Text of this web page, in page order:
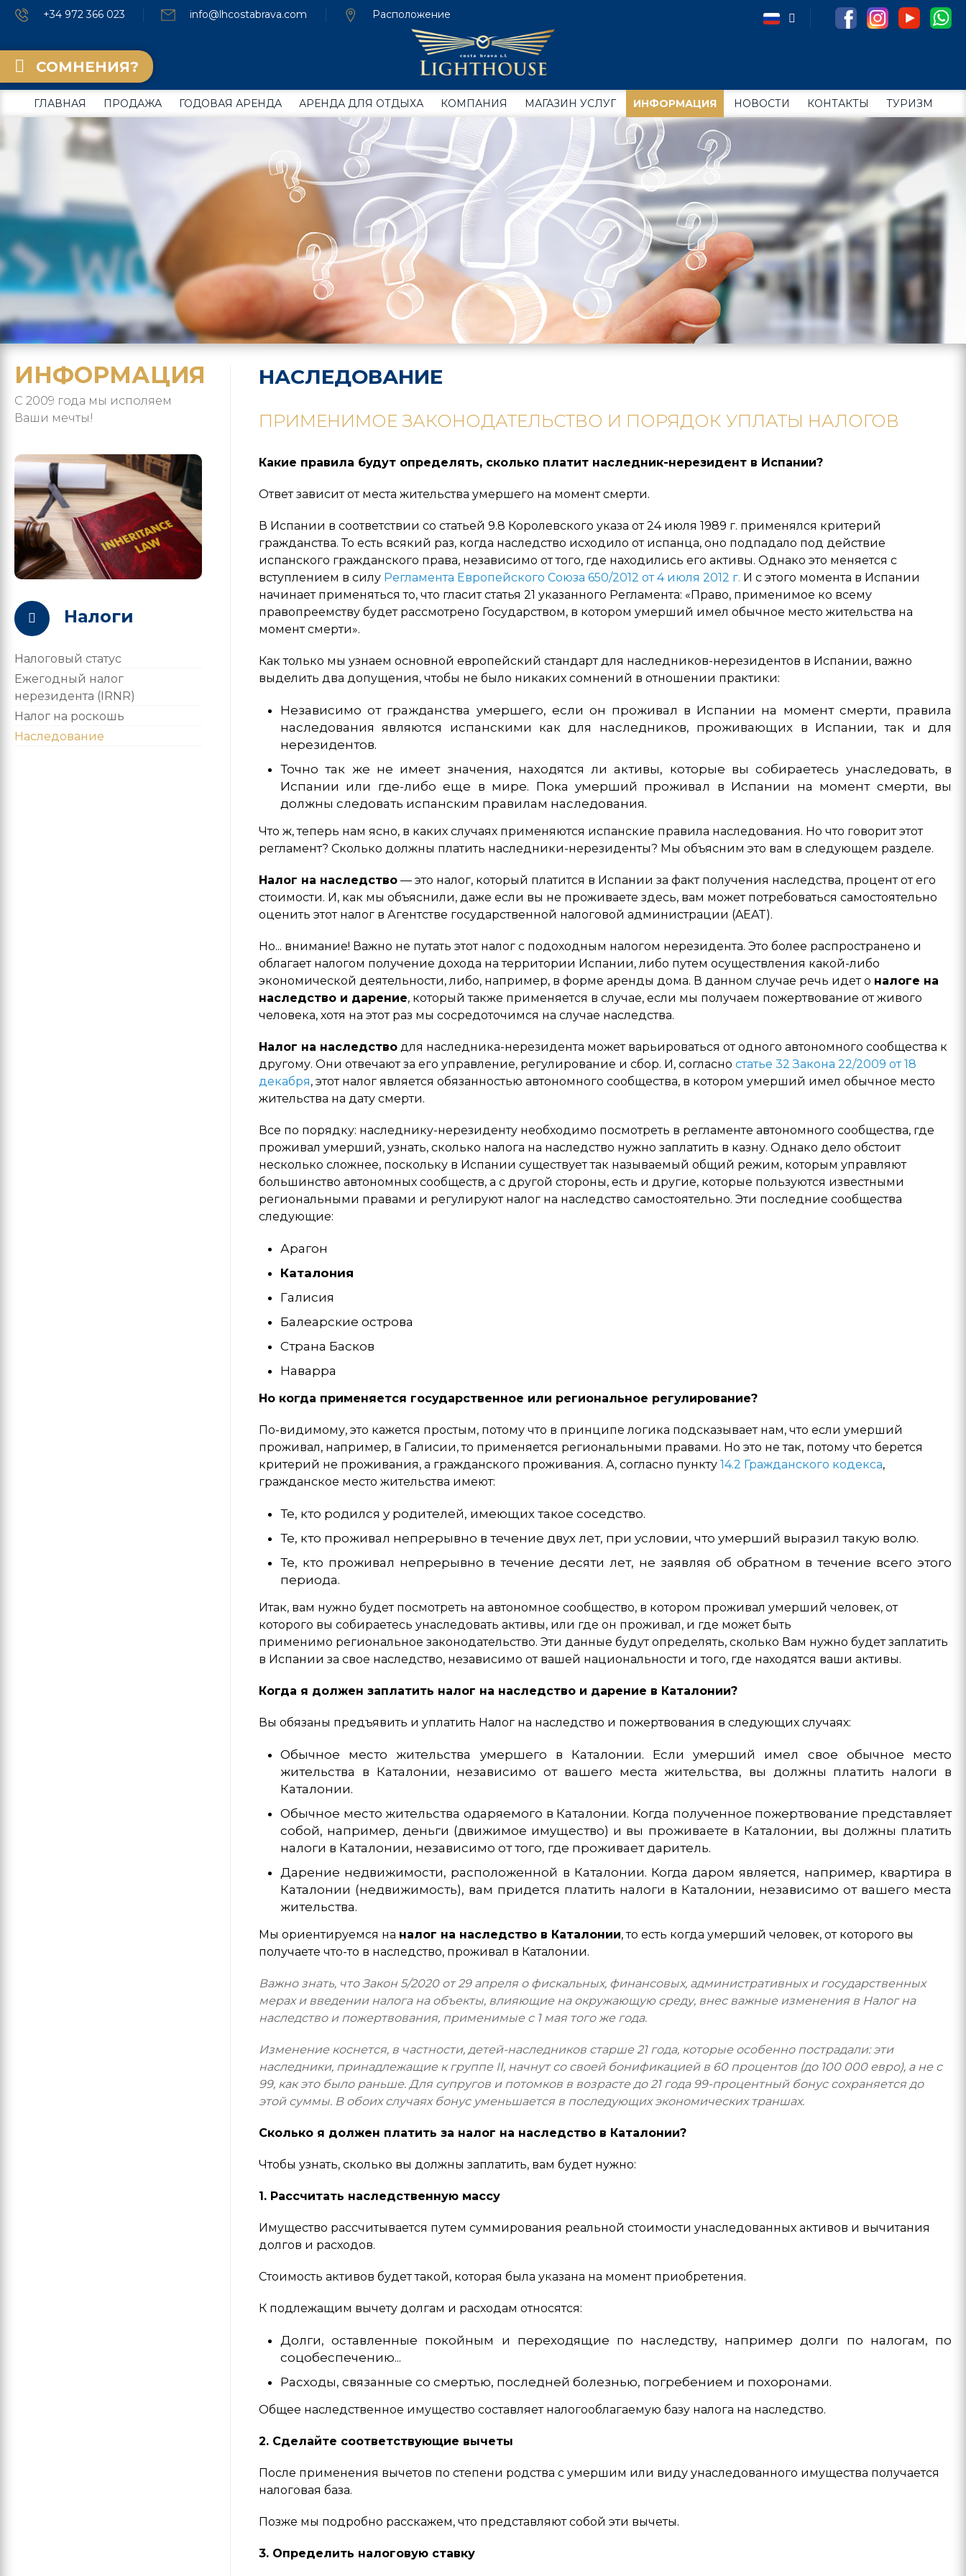
+34 972 366 023 info@lhcostabrava.com Расположение
ГЛАВНАЯ ПРОДАЖА ГОДОВАЯ АРЕНДА АРЕНДА ДЛЯ ОТДЫХА КОМПАНИЯ МАГАЗИН УСЛУГ ИНФОРМАЦИЯ НОВОСТИ КОНТАКТЫ ТУРИЗМ
СОМНЕНИЯ?
ИНФОРМАЦИЯ
С 2009 года мы исполяем
Ваши мечты!
Налоги
Налоговый статус
Ежегодный налог
нерезидента (IRNR)
Налог на роскошь
Наследование
НАСЛЕДОВАНИЕ
ПРИМЕНИМОЕ ЗАКОНОДАТЕЛЬСТВО И ПОРЯДОК УПЛАТЫ НАЛОГОВ
Какие правила будут определять, сколько платит наследник-нерезидент в Испании?
Ответ зависит от места жительства умершего на момент смерти.
В Испании в соответствии со статьей 9.8 Королевского указа от 24 июля 1989 г. применялся критерий
гражданства. То есть всякий раз, когда наследство исходило от испанца, оно подпадало под действие
испанского гражданского права, независимо от того, где находились его активы. Однако это меняется с
вступлением в силу Регламента Европейского Союза 650/2012 от 4 июля 2012 г. И с этого момента в Испании
начинает применяться то, что гласит статья 21 указанного Регламента: «Право, применимое ко всему
правопреемству будет рассмотрено Государством, в котором умерший имел обычное место жительства на
момент смерти».
Как только мы узнаем основной европейский стандарт для наследников-нерезидентов в Испании, важно
выделить два допущения, чтобы не было никаких сомнений в отношении практики:
Независимо от гражданства умершего, если он проживал в Испании на момент смерти, правила
наследования являются испанскими как для наследников, проживающих в Испании, так и для
нерезидентов.
Точно так же не имеет значения, находятся ли активы, которые вы собираетесь унаследовать, в
Испании или где-либо еще в мире. Пока умерший проживал в Испании на момент смерти, вы
должны следовать испанским правилам наследования.
Что ж, теперь нам ясно, в каких случаях применяются испанские правила наследования. Но что говорит этот
регламент? Сколько должны платить наследники-нерезиденты? Мы объясним это вам в следующем разделе.
Налог на наследство — это налог, который платится в Испании за факт получения наследства, процент от его
стоимости. И, как мы объяснили, даже если вы не проживаете здесь, вам может потребоваться самостоятельно
оценить этот налог в Агентстве государственной налоговой администрации (AEAT).
Но... внимание! Важно не путать этот налог с подоходным налогом нерезидента. Это более распространено и
облагает налогом получение дохода на территории Испании, либо путем осуществления какой-либо
экономической деятельности, либо, например, в форме аренды дома. В данном случае речь идет о налоге на
наследство и дарение, который также применяется в случае, если мы получаем пожертвование от живого
человека, хотя на этот раз мы сосредоточимся на случае наследства.
Налог на наследство для наследника-нерезидента может варьироваться от одного автономного сообщества к
другому. Они отвечают за его управление, регулирование и сбор. И, согласностатье 32 Закона 22/2009 от 18
декабря, этот налог является обязанностью автономного сообщества, в котором умерший имел обычное место
жительства на дату смерти.
Все по порядку: наследнику-нерезиденту необходимо посмотреть в регламенте автономного сообщества, где
проживал умерший, узнать, сколько налога на наследство нужно заплатить в казну. Однако дело обстоит
несколько сложнее, поскольку в Испании существует так называемый общий режим, которым управляют
большинство автономных сообществ, а с другой стороны, есть и другие, которые пользуются известными
региональными правами и регулируют налог на наследство самостоятельно. Эти последние сообщества
следующие:
Арагон
Каталония
Галисия
Балеарские острова
Страна Басков
Наварра
Но когда применяется государственное или региональное регулирование?
По-видимому, это кажется простым, потому что в принципе логика подсказывает нам, что если умерший
проживал, например, в Галиcии, то применяется региональными правами. Но это не так, потому что берется
критерий не проживания, а гражданского проживания. А, согласно пункту14.2 Гражданского кодекса,
гражданское место жительства имеют:
Те, кто родился у родителей, имеющих такое соседство.
Те, кто проживал непрерывно в течение двух лет, при условии, что умерший выразил такую ​​волю.
Те, кто проживал непрерывно в течение десяти лет, не заявляя об обратном в течение всего этого
периода.
Итак, вам нужно будет посмотреть на автономное сообщество, в котором проживал умерший человек, от
которого вы собираетесь унаследовать активы, или где он проживал, и где может быть
применимо региональное законодательство. Эти данные будут определять, сколько Вам нужно будет заплатить
в Испании за свое наследство, независимо от вашей национальности и того, где находятся ваши активы.
Когда я должен заплатить налог на наследство и дарение в Каталонии?
Вы обязаны предъявить и уплатить Налог на наследство и пожертвования в следующих случаях:
Обычное место жительства умершего в Каталонии. Если умерший имел свое обычное место
жительства в Каталонии, независимо от вашего места жительства, вы должны платить налоги в
Каталонии.
Обычное место жительства одаряемого в Каталонии. Когда полученное пожертвование представляет
собой, например, деньги (движимое имущество) и вы проживаете в Каталонии, вы должны платить
налоги в Каталонии, независимо от того, где проживает даритель.
Дарение недвижимости, расположенной в Каталонии. Когда даром является, например, квартира в
Каталонии (недвижимость), вам придется платить налоги в Каталонии, независимо от вашего места
жительства.
Мы ориентируемся на налог на наследство в Каталонии, то есть когда умерший человек, от которого вы
получаете что-то в наследство, проживал в Каталонии.
Важно знать, что Закон 5/2020 от 29 апреля о фискальных, финансовых, административных и государственных
мерах и введении налога на объекты, влияющие на окружающую среду, внес важные изменения в Налог на
наследство и пожертвования, применимые с 1 мая того же года.
Изменение коснется, в частности, детей-наследников старше 21 года, которые особенно пострадали: эти
наследники, принадлежащие к группе II, начнут со своей бонификацией в 60 процентов (до 100 000 евро), а не с
99, как это было раньше. Для супругов и потомков в возрасте до 21 года 99-процентный бонус сохраняется до
этой суммы. В обоих случаях бонус уменьшается в последующих экономических траншах.
Сколько я должен платить за налог на наследство в Каталонии?
Чтобы узнать, сколько вы должны заплатить, вам будет нужно:
1. Рассчитать наследственную массу
Имущество рассчитывается путем суммирования реальной стоимости унаследованных активов и вычитания
долгов и расходов.
Стоимость активов будет такой, которая была указана на момент приобретения.
К подлежащим вычету долгам и расходам относятся:
Долги, оставленные покойным и переходящие по наследству, например долги по налогам, по
соцобеспечению...
Расходы, связанные со смертью, последней болезнью, погребением и похоронами.
Общее наследственное имущество составляет налогооблагаемую базу налога на наследство.
2. Сделайте соответствующие вычеты
После применения вычетов по степени родства с умершим или виду унаследованного имущества получается
налоговая база.
Позже мы подробно расскажем, что представляют собой эти вычеты.
3. Определить налоговую ставку